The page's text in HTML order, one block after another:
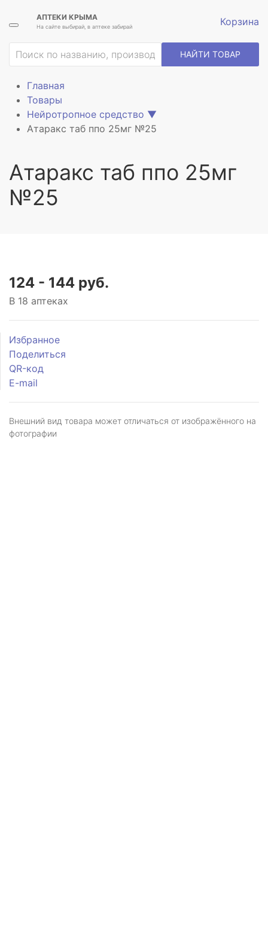
АПТЕКИ КРЫМА
На сайте выбирай, в аптеке забирай Корзина
НАЙТИ ТОВАР
Главная
Товары
Нейротропное средство ▼
Атаракс таб ппо 25мг №25
Атаракс таб ппо 25мг
№25
124 - 144 руб.
В 18 аптеках
Избранное
Поделиться
QR-код
E-mail
Внешний вид товара может отличаться от изображённого на
фотографии